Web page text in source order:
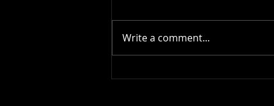
Write a comment...